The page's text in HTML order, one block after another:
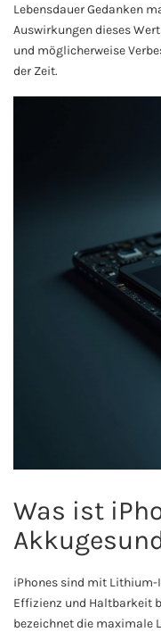
Lebensdauer Gedanken
Auswirkungen dieses
und möglicherweise
der Zeit.
Was ist
iPhones sind mit
Effizienz und Haltbarkeit
bezeichnet die maximale